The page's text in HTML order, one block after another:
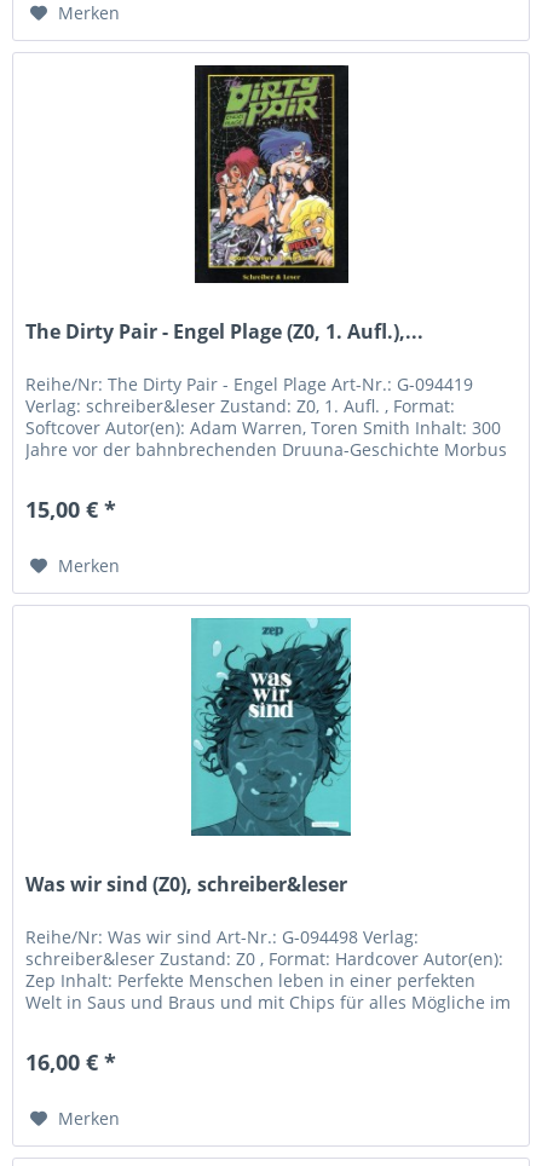
Merken
The Dirty Pair - Engel Plage (Z0, 1. Aufl.),...
Reihe/Nr: The Dirty Pair - Engel Plage Art-Nr.: G-094419
Verlag: schreiber&leser Zustand: Z0, 1. Aufl. , Format:
Softcover Autor(en): Adam Warren, Toren Smith Inhalt: 300
Jahre vor der bahnbrechenden Druuna-Geschichte Morbus
15,00 € *
Merken
Was wir sind (Z0), schreiber&leser
Reihe/Nr: Was wir sind Art-Nr.: G-094498 Verlag:
schreiber&leser Zustand: Z0 , Format: Hardcover Autor(en):
Zep Inhalt: Perfekte Menschen leben in einer perfekten
Welt in Saus und Braus und mit Chips für alles Mögliche im
16,00 € *
Merken